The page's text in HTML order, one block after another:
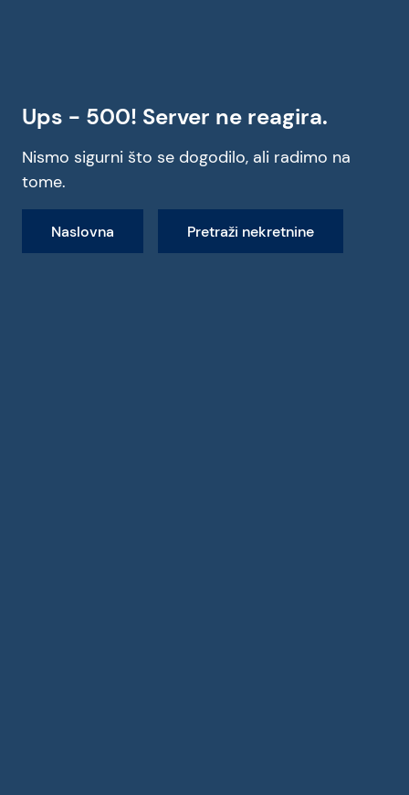
Ups - 500! Server ne reagira.
Nismo sigurni što se dogodilo, ali radimo na
tome.
Naslovna Pretraži nekretnine